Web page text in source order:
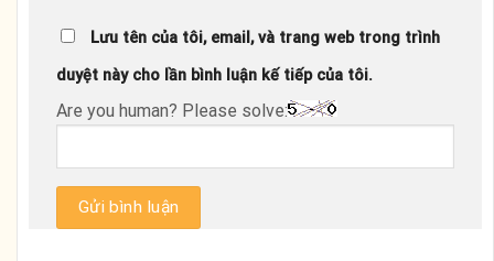
Lưu tên của tôi, email, và trang web trong trình
duyệt này cho lần bình luận kế tiếp của tôi.
Are you human? Please solve: